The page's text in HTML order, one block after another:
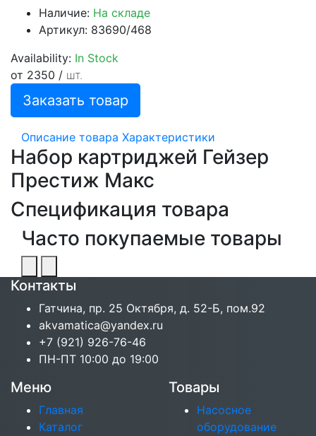
Наличие: На складе
Артикул: 83690/468
Availability: In Stock
от 2350 / шт.
Заказать товар
Описание товара Характеристики
Набор картриджей Гейзер
Престиж Макс
Спецификация товара
Часто покупаемые товары
Контакты
Гатчина, пр. 25 Октября, д. 52-Б, пом.92
akvamatica@yandex.ru
+7 (921) 926-76-46
ПН-ПТ 10:00 до 19:00
Меню
Главная
Каталог
Товары
Насосное
оборудование